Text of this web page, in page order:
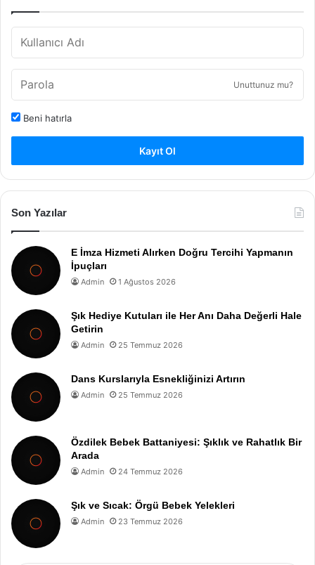
Unuttunuz mu?
Beni hatırla
Kayıt Ol
Son Yazılar
E İmza Hizmeti Alırken Doğru Tercihi Yapmanın
İpuçları
Admin 1 Ağustos 2026
Şık Hediye Kutuları ile Her Anı Daha Değerli Hale
Getirin
Admin 25 Temmuz 2026
Dans Kurslarıyla Esnekliğinizi Artırın
Admin 25 Temmuz 2026
Özdilek Bebek Battaniyesi: Şıklık ve Rahatlık Bir
Arada
Admin 24 Temmuz 2026
Şık ve Sıcak: Örgü Bebek Yelekleri
Admin 23 Temmuz 2026